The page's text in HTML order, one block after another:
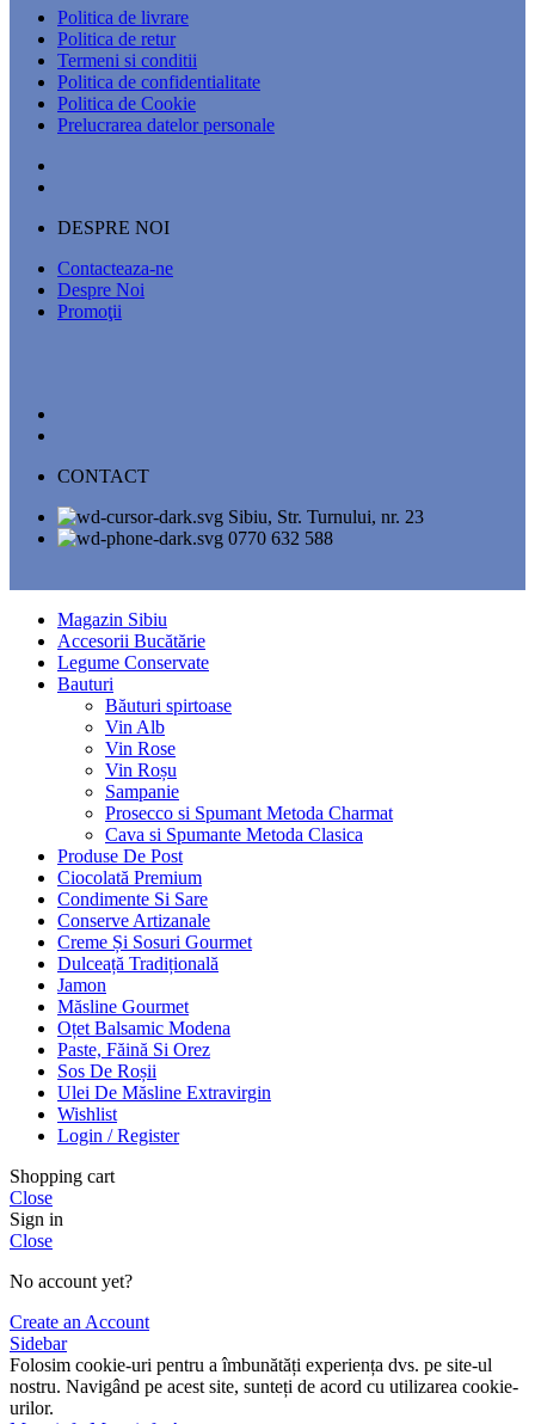
Politica de livrare
Politica de retur
Termeni si conditii
Politica de confidentialitate
Politica de Cookie
Prelucrarea datelor personale
DESPRE NOI
Contacteaza-ne
Despre Noi
Promoţii
CONTACT
Sibiu, Str. Turnului, nr. 23
0770 632 588
Magazin Sibiu
Accesorii Bucătărie
Legume Conservate
Bauturi
Băuturi spirtoase
Vin Alb
Vin Rose
Vin Roșu
Sampanie
Prosecco si Spumant Metoda Charmat
Cava si Spumante Metoda Clasica
Produse De Post
Ciocolată Premium
Condimente Si Sare
Conserve Artizanale
Creme Și Sosuri Gourmet
Dulceață Tradițională
Jamon
Măsline Gourmet
Oțet Balsamic Modena
Paste, Făină Si Orez
Sos De Roșii
Ulei De Măsline Extravirgin
Wishlist
Login / Register
Shopping cart
Close
Sign in
Close
No account yet?
Create an Account
Sidebar
Folosim cookie-uri pentru a îmbunătăți experiența dvs. pe site-ul
nostru. Navigând pe acest site, sunteți de acord cu utilizarea cookie-
urilor.